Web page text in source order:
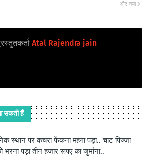
और नया
Atal Rajendra jain
सकती हैं
स्थान पर कचरा फेंकना महंगा पड़ा.. चाट पिज्जा
भरना पड़ा तीन हजार रूपए का जुर्माना..